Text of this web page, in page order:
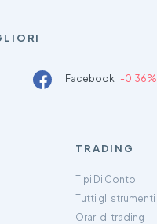
Facebook -0.36%
TRADING
Tipi Di Conto
Tutti gli strumenti
Orari di trading